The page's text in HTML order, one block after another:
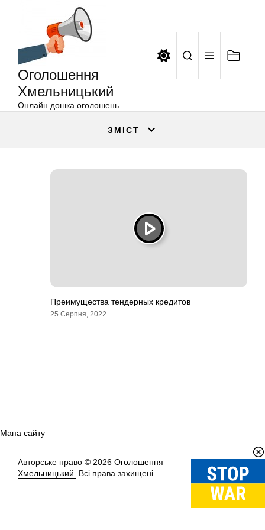
Оголошення
Хмельницький
Онлайн дошка оголошень
ЗМІСТ
Преимущества тендерных кредитов
25 Серпня, 2022
Мапа сайту
Авторське право © 2026 Оголошення
Хмельницький.
Всі права захищені.
Вгору↑